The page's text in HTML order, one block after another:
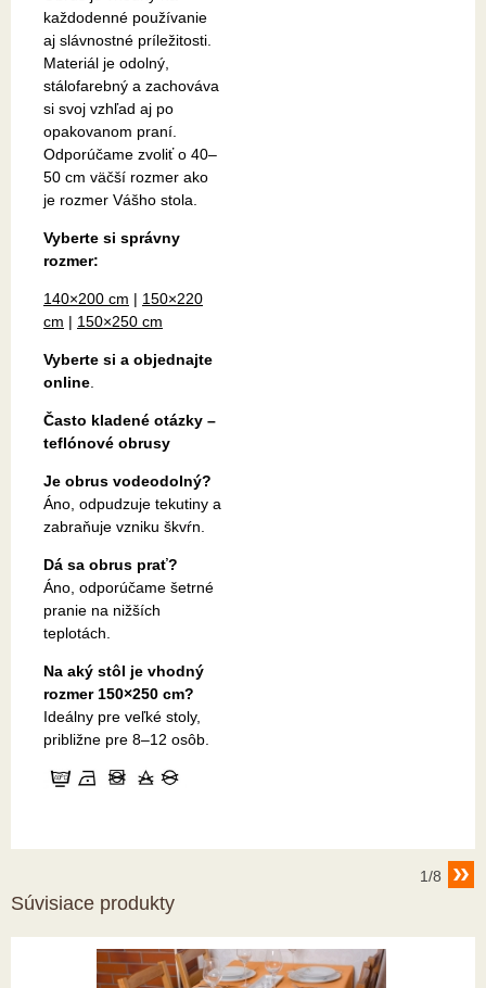
každodenné používanie
aj slávnostné príležitosti.
Materiál je odolný,
stálofarebný a zachováva
si svoj vzhľad aj po
opakovanom praní.
Odporúčame zvoliť o 40–
50 cm väčší rozmer ako
je rozmer Vášho stola.
Vyberte si správny
rozmer:
140×200 cm | 150×220
cm | 150×250 cm
Vyberte si a objednajte
online.
Často kladené otázky –
teflónové obrusy
Je obrus vodeodolný?
Áno, odpudzuje tekutiny a
zabraňuje vzniku škvŕn.
Dá sa obrus prať?
Áno, odporúčame šetrné
pranie na nižších
teplotách.
Na aký stôl je vhodný
rozmer 150×250 cm?
Ideálny pre veľké stoly,
približne pre 8–12 osôb.
1/8
Súvisiace produkty